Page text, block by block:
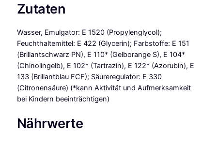
Zutaten
Wasser, Emulgator: E 1520 (Propylenglycol);
Feuchthaltemittel: E 422 (Glycerin); Farbstoffe: E 151
(Brillantschwarz PN), E 110* (Gelborange S), E 104*
(Chinolingelb), E 102* (Tartrazin), E 122* (Azorubin), E
133 (Brillantblau FCF); Säureregulator: E 330
(Citronensäure) (*kann Aktivität und Aufmerksamkeit
bei Kindern beeinträchtigen)
Nährwerte